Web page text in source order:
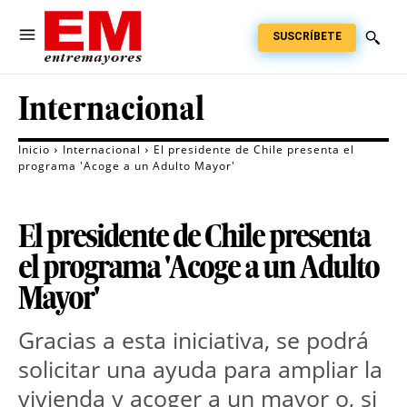
SUSCRÍBETE
Internacional
Inicio Internacional
El presidente de Chile presenta el
programa 'Acoge a un Adulto Mayor'
El presidente de Chile presenta
el programa 'Acoge a un Adulto
Mayor'
Gracias a esta iniciativa, se podrá
solicitar una ayuda para ampliar la
vivienda y acoger a un mayor o, si